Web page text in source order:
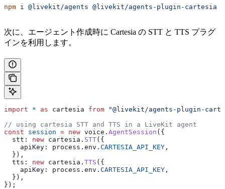
npm i @livekit/agents @livekit/agents-plugin-cartesia
次に、エージェント作成時に Cartesia の STT と TTS プラグ
インを利用します。
import * as cartesia from "@livekit/agents-plugin-
// using cartesia STT and TTS in a LiveKit agent
const session = new voice . AgentSession ({
  stt:
new cartesia . STT({
    apiKey:
process . env . CARTESIA_API_KEY ,
  }),
  tts:
new cartesia . TTS ({
    apiKey:
process . env . CARTESIA_API_KEY ,
  }),
});